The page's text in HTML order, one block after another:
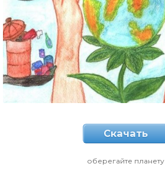
Скачать
оберегайте планету